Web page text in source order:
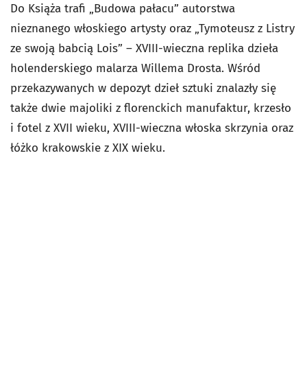
Do Książa trafi „Budowa pałacu” autorstwa
nieznanego włoskiego artysty oraz „Tymoteusz z Listry
ze swoją babcią Lois” – XVIII-wieczna replika dzieła
holenderskiego malarza Willema Drosta. Wśród
przekazywanych w depozyt dzieł sztuki znalazły się
także dwie majoliki z florenckich manufaktur, krzesło
i fotel z XVII wieku, XVIII-wieczna włoska skrzynia oraz
łóżko krakowskie z XIX wieku.